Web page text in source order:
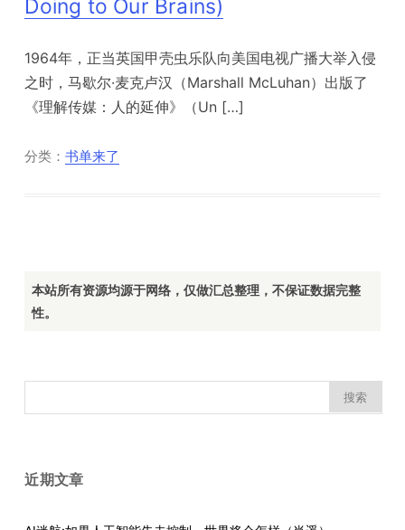
Doing to Our Brains)
1964年，正当英国甲壳虫乐队向美国电视广播大举入侵
之时，马歇尔·麦克卢汉（Marshall McLuhan）出版了
《理解传媒：人的延伸》（Un […]
分类：书单来了
本站所有资源均源于网络，仅做汇总整理，不保证数据完整
性。
索：
近期文章